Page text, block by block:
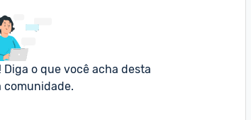
o que você acha desta
comunidade.